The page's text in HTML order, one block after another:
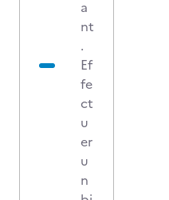
a
nt
.
Ef
fe
ct
u
er
u
n